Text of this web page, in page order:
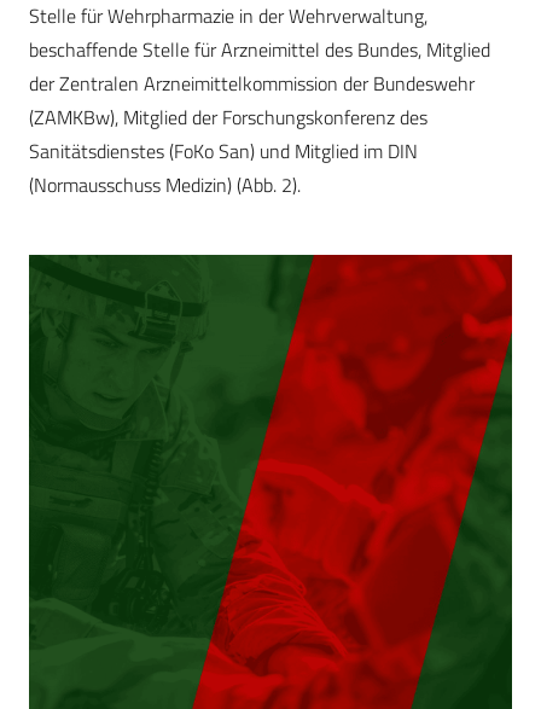
Stelle für Wehrpharmazie in der Wehrverwaltung,
beschaffende Stelle für Arzneimittel des Bundes, Mitglied
der Zentralen Arzneimittelkommission der Bundeswehr
(ZAMKBw), Mitglied der Forschungskonferenz des
Sanitätsdienstes (FoKo San) und Mitglied im DIN
(Normausschuss Medizin) (Abb. 2).